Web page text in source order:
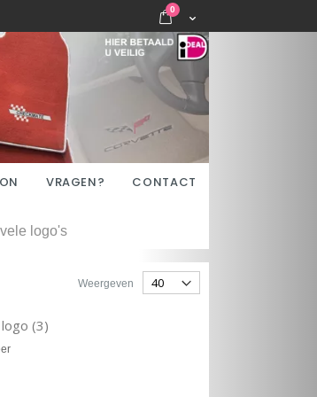
Cart
0 items
VRAGEN? CONTACT
logo's
Weergeven
(3)